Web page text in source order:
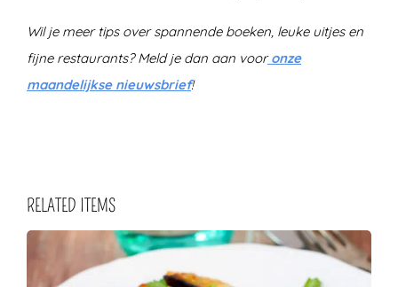
Wil je meer tips over spannende boeken, leuke uitjes en
fijne restaurants? Meld je dan aan vooronze
maandelijkse nieuwsbrief!
RELATED ITEMS